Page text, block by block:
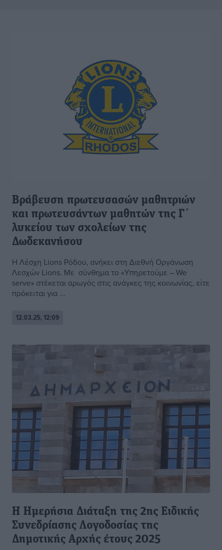
Βράβευση πρωτευσασών μαθητριών
και πρωτευσάντων μαθητών της Γ΄
λυκείου των σχολείων της
Δωδεκανήσου
Η Λέσχη Lions Ρόδου, ανήκει στη Διεθνή Οργάνωση
Λεσχών Lions. Με σύνθημα το «Υπηρετούμε – We
serve» στέκεται αρωγός στις ανάγκες της κοινωνίας, είτε
πρόκειται για ...
12.03.25, 12:09
Η Ημερήσια Διάταξη της 2ης Ειδικής
Συνεδρίασης Λογοδοσίας της
Δημοτικής Αρχής έτους 2025